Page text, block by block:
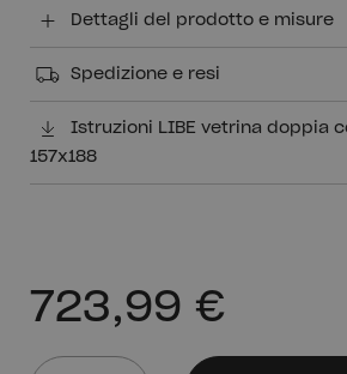
723,99 €
Dettagli del prodotto e misure
Spedizione e resi
Istruzioni LIBE vetrina doppia
157x188